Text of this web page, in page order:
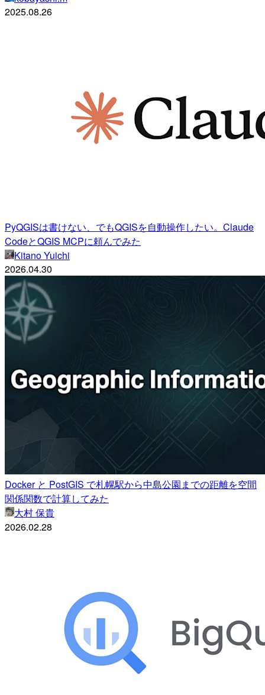
2025.08.26
PyQGISは書けない、でもQGISを自動操作したい。Claude
CodeとQGIS MCPに頼んでみた
Kitano Yuichi
2026.04.30
Docker と PostGIS で札幌駅から中島公園までの距離を空間
関係関数で計算してみた
大村 保貴
2026.02.28